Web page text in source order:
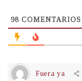
98 COMENTARIOS
Fuera ya